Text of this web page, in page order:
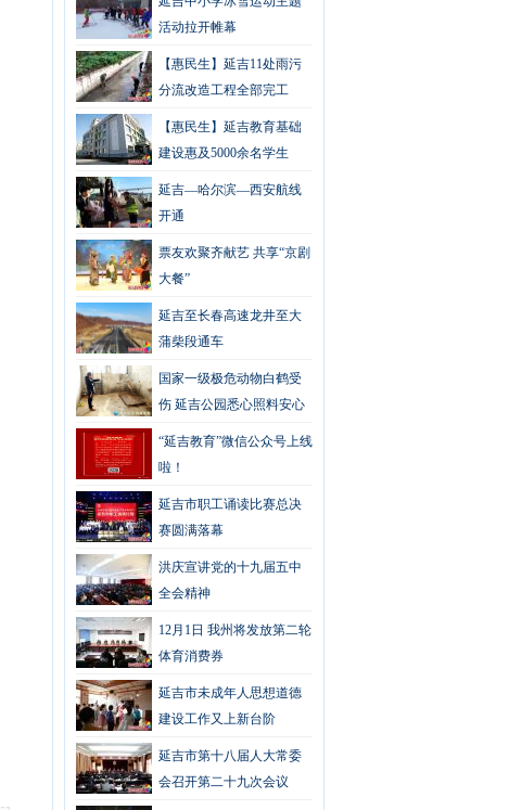
活动拉开帷幕
【惠民生】延吉11处雨污
分流改造工程全部完工
【惠民生】延吉教育基础
建设惠及5000余名学生
延吉—哈尔滨—西安航线
开通
票友欢聚齐献艺 共享“京剧
大餐”
延吉至长春高速龙井至大
蒲柴段通车
国家一级极危动物白鹤受
伤 延吉公园悉心照料安心
过冬
“延吉教育”微信公众号上线
啦！
延吉市职工诵读比赛总决
赛圆满落幕
洪庆宣讲党的十九届五中
全会精神
12月1日 我州将发放第二轮
体育消费券
延吉市未成年人思想道德
建设工作又上新台阶
延吉市第十八届人大常委
会召开第二十九次会议